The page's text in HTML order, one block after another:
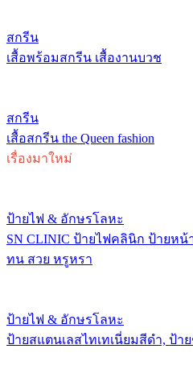
สกรีน
เสื้อพร้อมสกรีน เสื้องานบวช
สกรีน
เสื้อสกรีน the Queen fashion
เรื่องมาใหม่
ป้ายไฟ & อักษรโลหะ
SN CLINIC ป้ายไฟคลินิก ป้ายห
ทน สวย หรูหรา
ป้ายไฟ & อักษรโลหะ
ป้ายสแตนเลสไทเทเนี่ยมสีดำ, ป้า